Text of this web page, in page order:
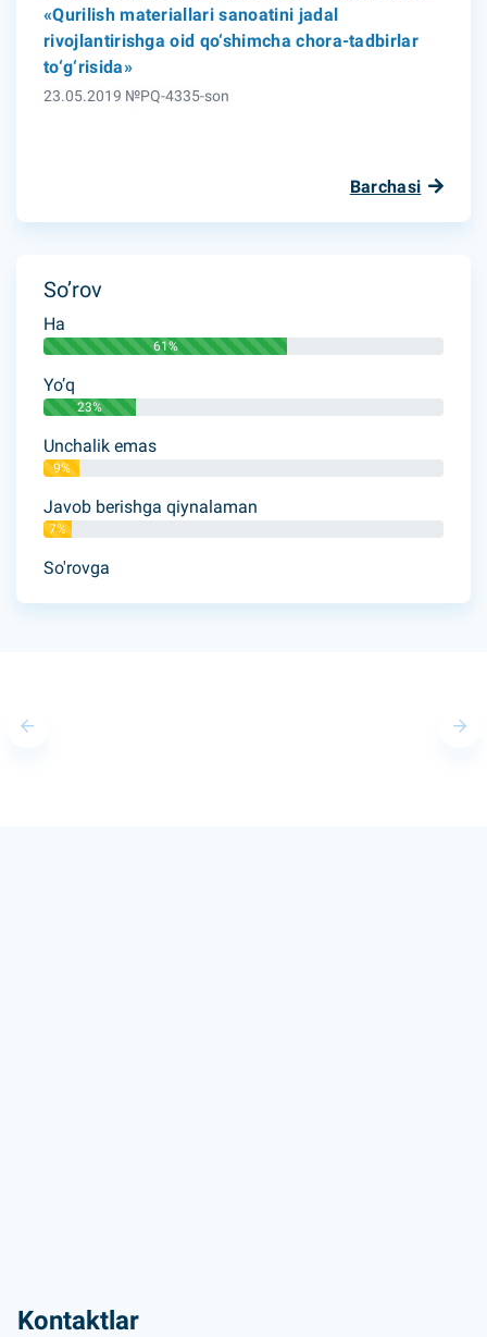
«Qurilish materiallari sanoatini jadal
rivojlantirishga oid qo‘shimcha chora-tadbirlar
to‘g‘risida»
23.05.2019 №PQ-4335-son
Barchasi
So’rov
Ha
61%
Yo’q
23%
Unchalik emas
9%
Javob berishga qiynalaman
7%
So'rovga
Kontaktlar